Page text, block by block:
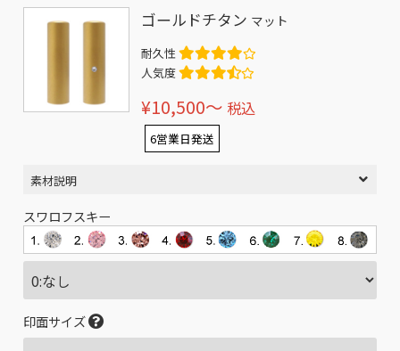
ゴールドチタン マット
耐久性
人気度
¥10,500〜 税込
6営業日発送
素材説明
スワロフスキー
印面サイズ